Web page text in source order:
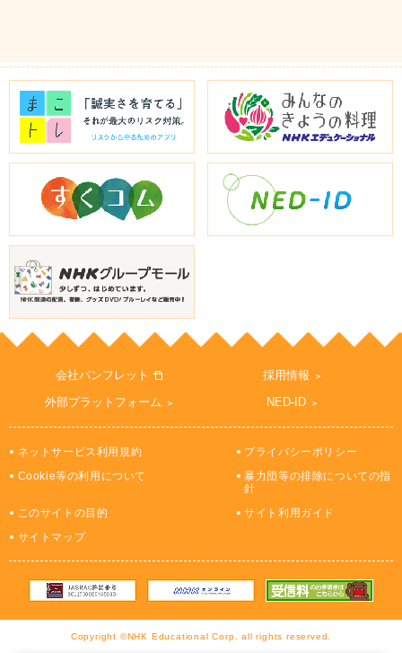
会社パンフレット
採用情報
外部プラットフォーム
NED-ID
ネットサービス利用規約
プライバシーポリシー
Cookie等の利用について
暴力団等の排除についての指
針
このサイトの目的
サイト利用ガイド
サイトマップ
Copyright ©NHK Educational Corp. all rights reserved.